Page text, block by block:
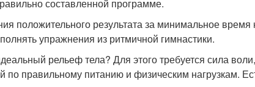
составленной программе.
положительного результата за минимальное
упражнения из ритмичной гимнастики.
рельеф тела? Для этого требуется сила
по правильному питанию и физическим нагрузкам.